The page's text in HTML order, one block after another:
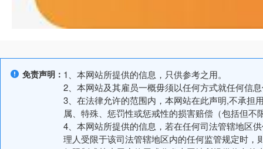
免责声明： 1、本网站所提供的信息，只供参考之用。
2、本网站及其雇员一概毋须以任何方式就任何信
3、在法律允许的范围内，本网站在此声明,不承担
属、特殊、惩罚性或惩戒性的损害赔偿（包括但
4、本网站所提供的信息，若在任何司法管辖地区
理人受限于该司法管辖地区内的任何监管规定时